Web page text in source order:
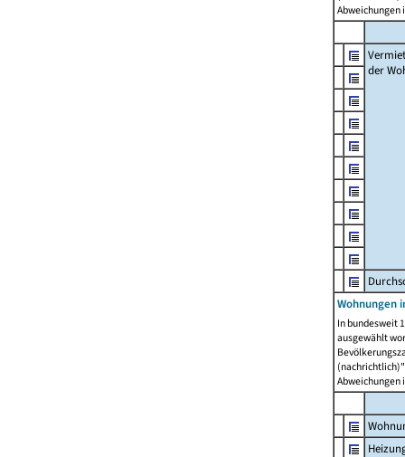
Abweichungen
der
Wohnungen
In bundesweit
ausgewählt
Abweichungen